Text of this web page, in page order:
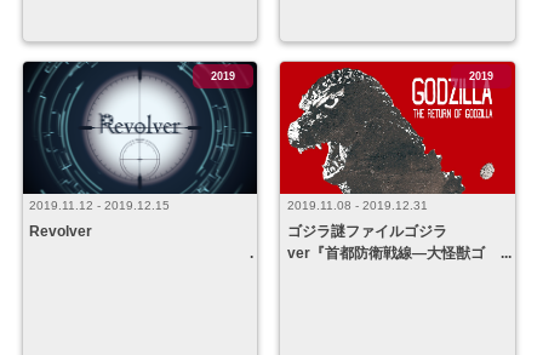
2019.11.12 - 2019.12.15
Revolver
2019
2019.11.08 - 2019.12.31
ゴジラ謎ファイルゴジラ
ver『首都防衛戦線―大怪獣ゴ
2019